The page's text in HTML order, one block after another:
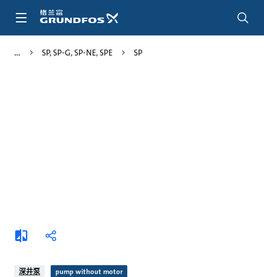
SP, SP-G, SP-NE, SPE SP
添
加
较
分
深井泵 pump without motor